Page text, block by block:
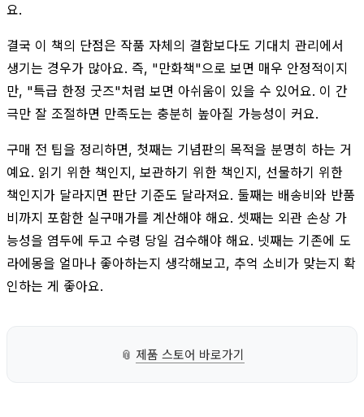
요.
결국 이 책의 단점은 작품 자체의 결함보다도 기대치 관리에서
생기는 경우가 많아요. 즉, "만화책"으로 보면 매우 안정적이지
만, "특급 한정 굿즈"처럼 보면 아쉬움이 있을 수 있어요. 이 간
극만 잘 조절하면 만족도는 충분히 높아질 가능성이 커요.
구매 전 팁을 정리하면, 첫째는 기념판의 목적을 분명히 하는 거
예요. 읽기 위한 책인지, 보관하기 위한 책인지, 선물하기 위한
책인지가 달라지면 판단 기준도 달라져요. 둘째는 배송비와 반품
비까지 포함한 실구매가를 계산해야 해요. 셋째는 외관 손상 가
능성을 염두에 두고 수령 당일 검수해야 해요. 넷째는 기존에 도
라에몽을 얼마나 좋아하는지 생각해보고, 추억 소비가 맞는지 확
인하는 게 좋아요.
📎 제품 스토어 바로가기